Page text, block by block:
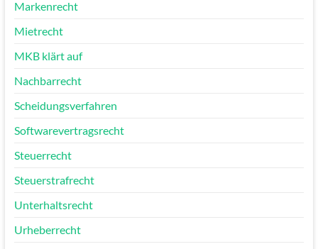
Markenrecht
Mietrecht
MKB klärt auf
Nachbarrecht
Scheidungsverfahren
Softwarevertragsrecht
Steuerrecht
Steuerstrafrecht
Unterhaltsrecht
Urheberrecht